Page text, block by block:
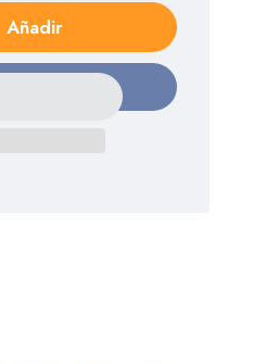
Añadir